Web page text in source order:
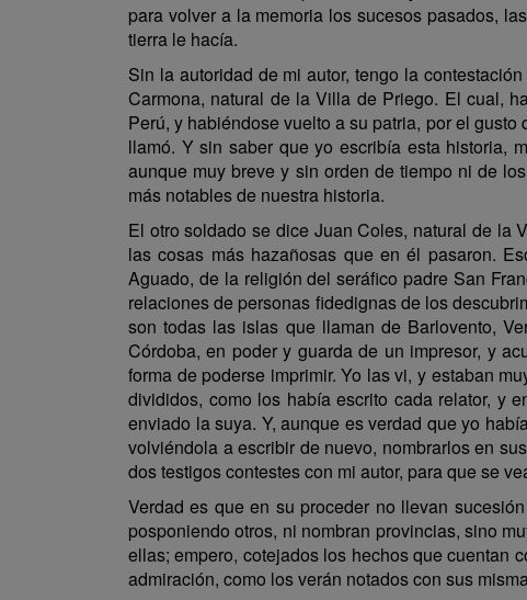
para volver a la memoria los sucesos pasados,
tierra le hacía.
Sin la autoridad de mi autor, tengo la
Carmona, natural de la Villa de Priego. El cual,
Perú, y habiéndose vuelto a su patria, por el
llamó. Y sin saber que yo escribía esta historia,
aunque muy breve y sin orden de tiempo ni de
más notables de nuestra historia.
El otro soldado se dice Juan Coles, natural de la
las cosas más hazañosas que en él pasaron.
Aguado, de la religión del seráfico padre San
relaciones de personas fidedignas de los
son todas las islas que llaman de Barlovento,
Córdoba, en poder y guarda de un impresor, y
forma de poderse imprimir. Yo las vi, y estaban
divididos, como los había escrito cada relator, y
enviado la suya. Y, aunque es verdad que yo
volviéndola a escribir de nuevo, nombrarlos en
dos testigos contestes con mi autor, para que se
Verdad es que en su proceder no llevan
posponiendo otros, ni nombran provincias, sino
ellas; empero, cotejados los hechos que cuentan
admiración, como los verán notados con sus